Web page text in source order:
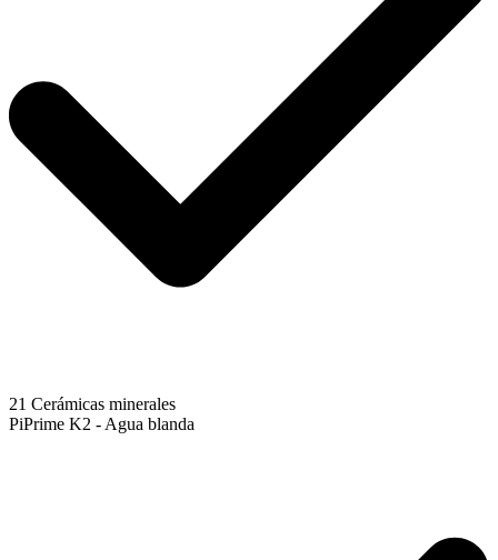
21 Cerámicas minerales
PiPrime K2 - Agua blanda